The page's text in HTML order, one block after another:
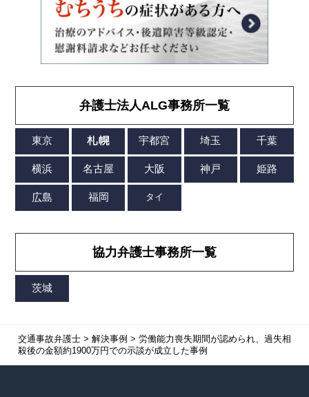
弁護士法人ALG事務所一覧
協力弁護士事務所一覧
交通事故弁護士> 解決事例 > 労働能力喪失期間が認められ、過失相
殺後の金額約1900万円での示談が成立した事例